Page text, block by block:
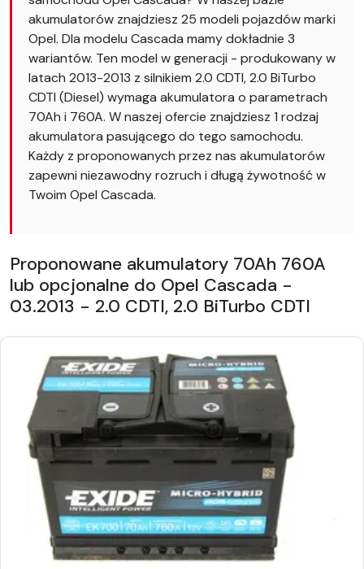
akumulatorów znajdziesz 25 modeli pojazdów marki
Opel. Dla modelu Cascada mamy dokładnie 3
wariantów. Ten model w generacji - produkowany w
latach 2013-2013 z silnikiem 2.0 CDTI, 2.0 BiTurbo
CDTI (Diesel) wymaga akumulatora o parametrach
70Ah i 760A. W naszej ofercie znajdziesz 1 rodzaj
akumulatora pasującego do tego samochodu.
Każdy z proponowanych przez nas akumulatorów
zapewni niezawodny rozruch i długą żywotność w
Twoim Opel Cascada.
Proponowane akumulatory 70Ah 760A
lub opcjonalne do Opel Cascada -
03.2013 - 2.0 CDTI, 2.0 BiTurbo CDTI